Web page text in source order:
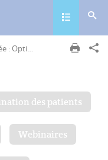
Toggle
des patients
Webinaires